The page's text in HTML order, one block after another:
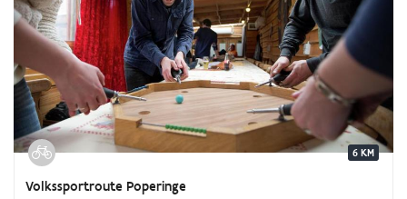
6 KM
Volkssportroute Poperinge